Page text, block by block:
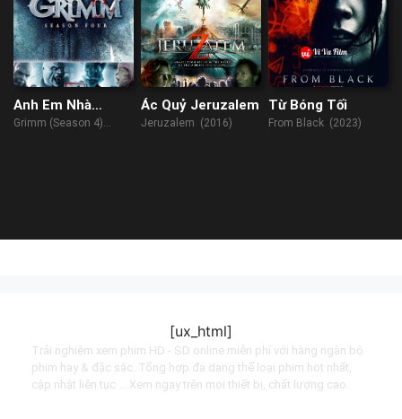
Anh Em Nhà
Grimm (Phần 4)
Grimm (Season 4)
Ác Quỷ Jeruzalem
Jeruzalem (2016)
Từ Bóng Tối
From Black (2023)